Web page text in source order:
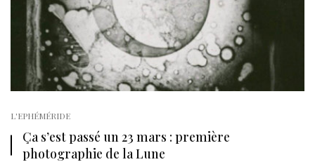
L'EPHÉMÉRIDE
Ça s’est passé un 23 mars : première
photographie de la Lune